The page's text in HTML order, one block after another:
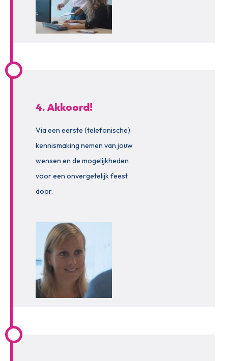
4. Akkoord!
Via een eerste (telefonische)
kennismaking nemen van jouw
wensen en de mogelijkheden
voor een onvergetelijk feest
door.